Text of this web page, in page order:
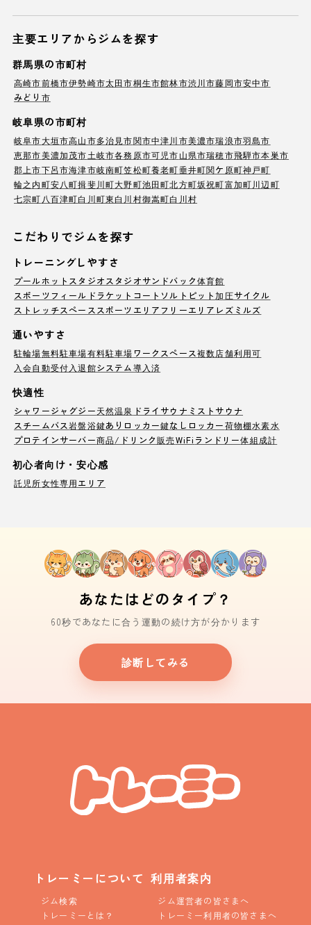
主要エリアからジムを探す
群馬県の市町村
高崎市前橋市伊勢崎市太田市桐生市館林市渋川市藤岡市安中市
みどり市
岐阜県の市町村
岐阜市大垣市高山市多治見市関市中津川市美濃市瑞浪市羽島市
恵那市美濃加茂市土岐市各務原市可児市山県市瑞穂市飛騨市本巣市
郡上市下呂市海津市岐南町笠松町養老町垂井町関ケ原町神戸町
輪之内町安八町揖斐川町大野町池田町北方町坂祝町富加町川辺町
七宗町 八百津町白川町東白川村御嵩町白川村
こだわりでジムを探す
トレーニングしやすさ
プールホットスタジオ スタジオサンドバック体育館
スポーツフィールド ラケットコート ソルトピット加圧サイクル
ストレッチスペース スポーツエリア フリーエリア レズミルズ
通いやすさ
駐輪場無料駐車場有料駐車場ワークスペース複数店舗利用可
入会自動受付 入退館システム導入済
快適性
シャワージャグジー天然温泉 ドライサウナ ミストサウナ
スチームバス岩盤浴鍵ありロッカー鍵なしロッカー荷物棚水素水
プロテインサーバー商品/ドリンク販売WiFi ランドリー体組成計
初心者向け・安心感
託児所女性専用エリア
あなたはどのタイプ？
60秒であなたに合う運動の続け方が分かります
診断してみる
トレーミーについて
ジム検索
トレーミーとは？
利用者案内
ジム運営者の皆さまへ
トレーミー利用者の皆さまへ